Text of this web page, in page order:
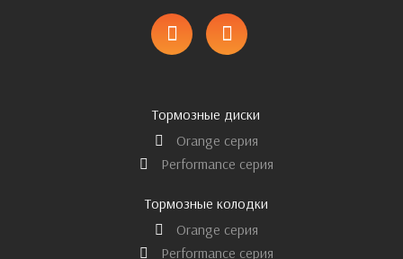
Тормозные диски
Orange серия
Performance серия
Тормозные колодки
Orange серия
Performance серия